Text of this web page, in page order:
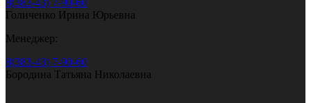
8(383-43) 7-90-60
Голиченко Ирина Юрьевна
Менеджер:
8(383-43) 7-90-60
Бородина Татьяна Николаевна